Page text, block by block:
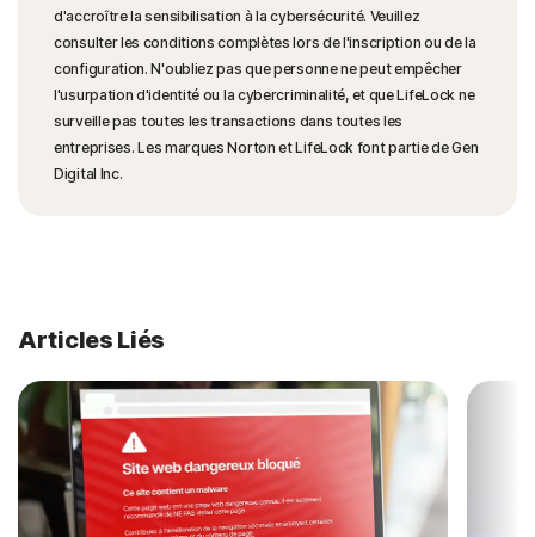
d'accroître la sensibilisation à la cybersécurité. Veuillez
consulter les conditions complètes lors de l'inscription ou de la
configuration. N'oubliez pas que personne ne peut empêcher
l'usurpation d'identité ou la cybercriminalité, et que LifeLock ne
surveille pas toutes les transactions dans toutes les
entreprises. Les marques Norton et LifeLock font partie de Gen
Digital Inc.
Articles Liés